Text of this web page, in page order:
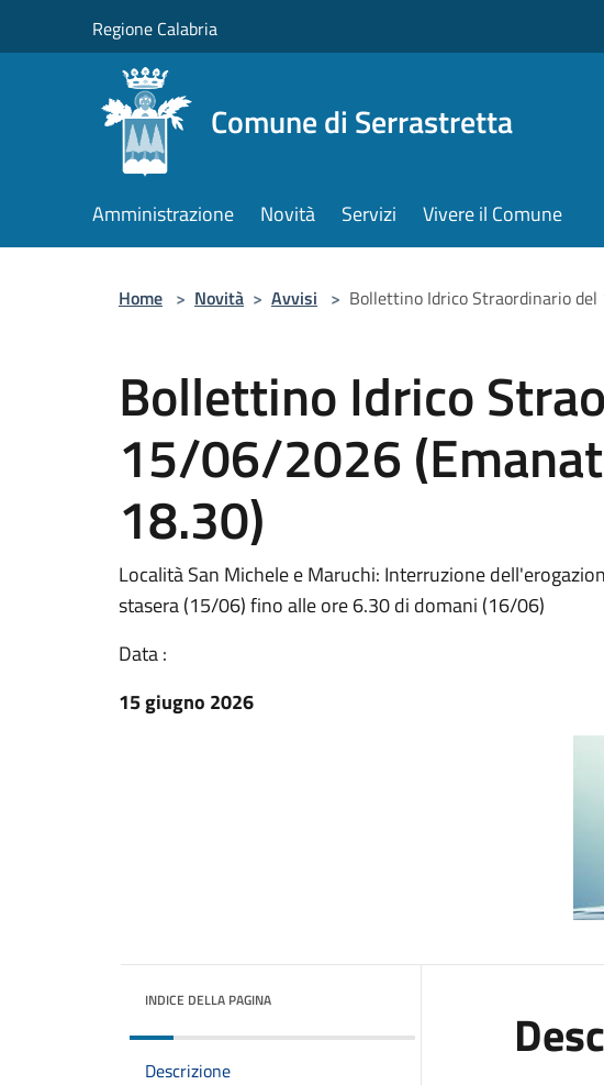
Regione Calabria
Comune di Serrastretta
Amministrazione Novità Servizi Vivere il Comune
Home > Novità > Avvisi > Bollettino Idrico Straordinario
Bollettino Idrico
15/06/2026
18.30)
Località San Michele e Maruchi: Interruzione
stasera (15/06) fino alle ore 6.30 di domani (16/06)
Data :
15 giugno 2026
INDICE DELLA PAGINA
Descrizione